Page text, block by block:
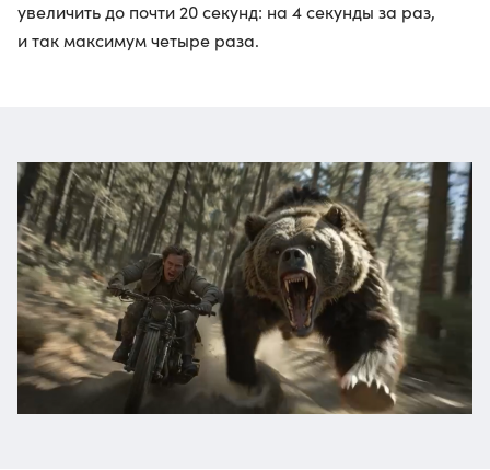
увеличить до почти 20 секунд: на 4 секунды за раз,
и так максимум четыре раза.